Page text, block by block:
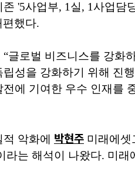
'5사업부, 1실, 1사업담
편했다.
글로벌 비즈니스를 강화
성을 강화하기 위해 진
에 기여한 우수 인재를
악화에 박현주 미래에셋
라는 해석이 나왔다. 미래